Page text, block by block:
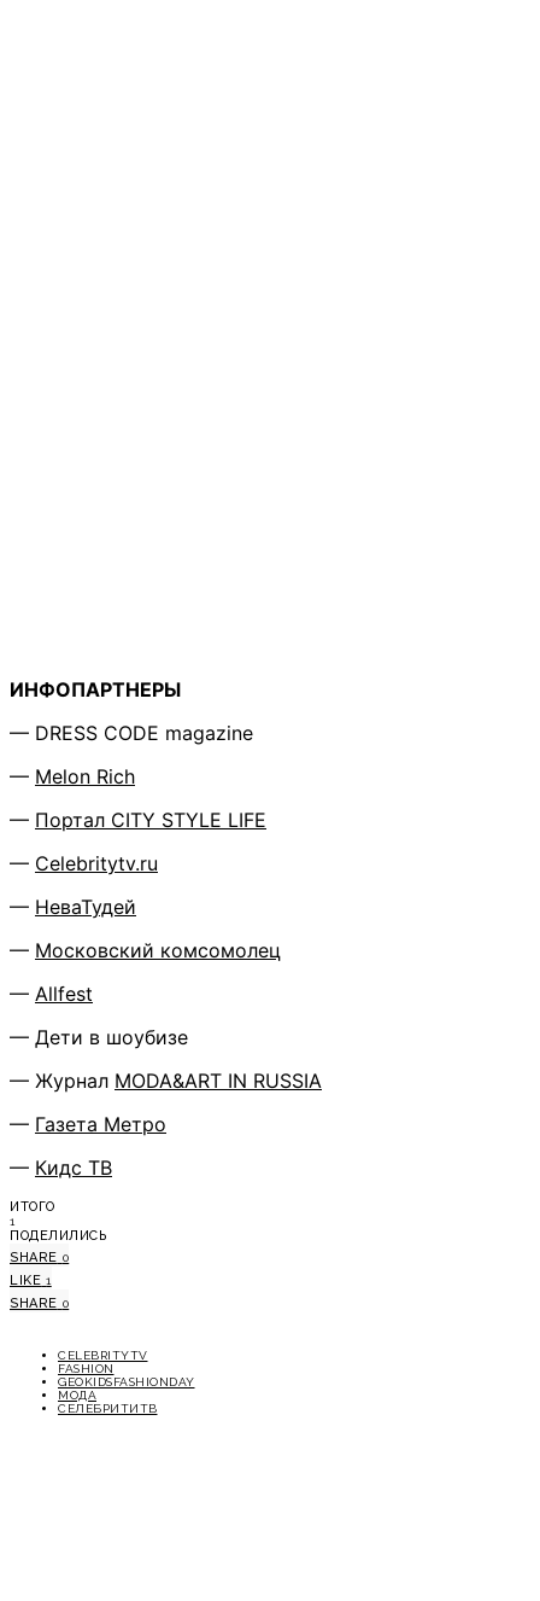
ИНФОПАРТНЕРЫ
— DRESS CODE magazine
— Melon Rich
— Портал CITY STYLE LIFE
— Сelebritytv.ru
— НеваТудей
— Московский комсомолец
— Allfest
— Дети в шоубизе
— Журнал MODA&ART IN RUSSIA
— Газета Метро
— Кидс ТВ
ИТОГО
1
ПОДЕЛИЛИСЬ
SHARE 0
LIKE 1
SHARE 0
CELEBRITYTV
FASHION
GEOKIDSFASHIONDAY
МОДА
СЕЛЕБРИТИТВ